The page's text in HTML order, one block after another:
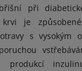
při
je způsobené
s vysokým
produkcí